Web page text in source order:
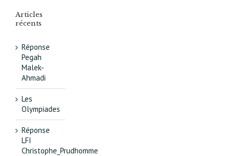
Articles
récents
Réponse
Pegah
Malek-
Ahmadi
Les
Olympiades
Réponse
LFI
Christophe_Prudhomme